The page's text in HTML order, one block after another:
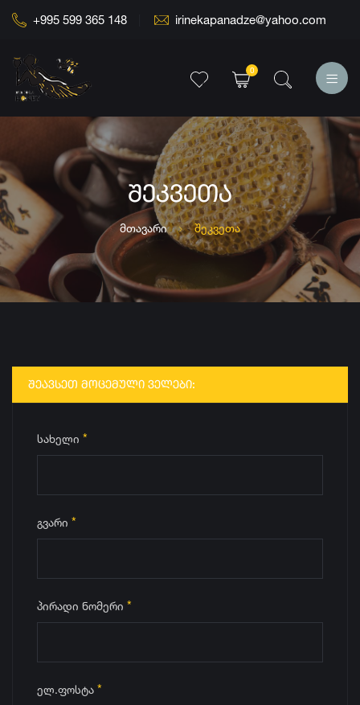
+995 599 365 148 irinekapanadze@yahoo.com
0
ᲨᲔᲙᲕᲔᲗᲐ
მთავარი შეკვეთა
ᲨᲔᲐᲕᲡᲔᲗ ᲛᲝᲪᲔᲛᲣᲚᲘ ᲕᲔᲚᲔᲑᲘ:
სახელი *
გვარი *
პირადი ნომერი *
ელ.ფოსტა *